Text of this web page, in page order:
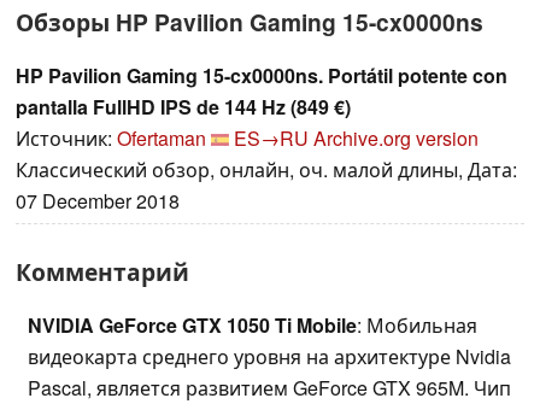
Обзоры HP Pavilion Gaming 15-cx0000ns
HP Pavilion Gaming 15-cx0000ns. Portátil potente con
pantalla FullHD IPS de 144 Hz (849 €)
Источник: Ofertaman ES→RU Archive.org version
Классический обзор, онлайн, оч. малой длины, Дата:
07 December 2018
Комментарий
NVIDIA GeForce GTX 1050 Ti Mobile: Мобильная
видеокарта среднего уровня на архитектуре Nvidia
Pascal, является развитием GeForce GTX 965M. Чип